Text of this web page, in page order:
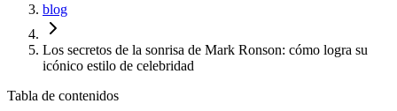
blog
Los secretos de la sonrisa de Mark Ronson: cómo logra su
icónico estilo de celebridad
Tabla de contenidos